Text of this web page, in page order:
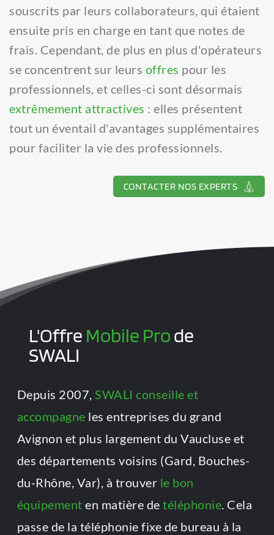
souscrits par leurs collaborateurs, qui étaient
ensuite pris en charge en tant que notes de
frais. Cependant, de plus en plus d'opérateurs
se concentrent sur leurs offres pour les
extrêmement attractives : elles présentent
tout un éventail d'avantages supplémentaires
pour faciliter la vie des professionnels.
CONTACTER NOS EXPERTS
L'Offre Mobile Pro de
SWALI
Depuis 2007, SWALI conseille et
accompagne les entreprises du grand
Avignon et plus largement du Vaucluse et
des départements voisins (Gard, Bouches-
du-Rhône, Var), à trouver le bon
équipement en matière de téléphonie. Cela
passe de la téléphonie fixe de bureau à la